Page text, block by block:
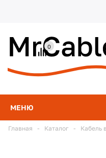
МЕНЮ
0
Главная - Каталог - Кабель